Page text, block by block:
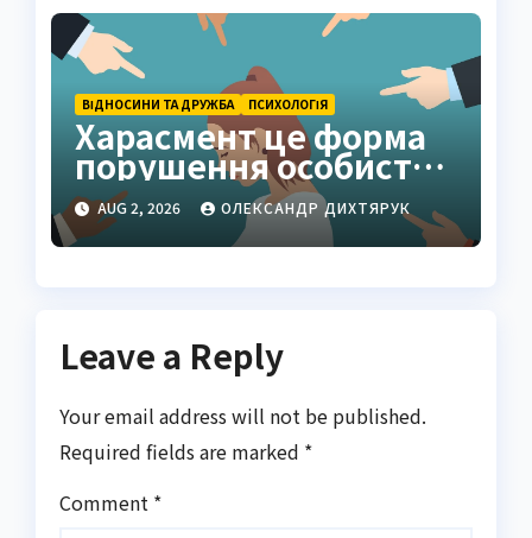
ВІДНОСИНИ ТА ДРУЖБА ПСИХОЛОГІЯ
Харасмент це форма
порушення особистих
меж
AUG 2, 2026 ОЛЕКСАНДР ДИХТЯРУК
Leave a Reply
Your email address will not be published.
Required fields are marked *
Comment *